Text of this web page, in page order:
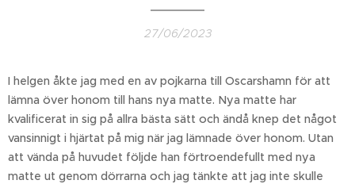
27/06/2023
I helgen åkte jag med en av pojkarna till Oscarshamn för att
lämna över honom till hans nya matte. Nya matte har
kvalificerat in sig på allra bästa sätt och ändå knep det något
vansinnigt i hjärtat på mig när jag lämnade över honom. Utan
att vända på huvudet följde han förtroendefullt med nya
matte ut genom dörrarna och jag tänkte att jag inte skulle